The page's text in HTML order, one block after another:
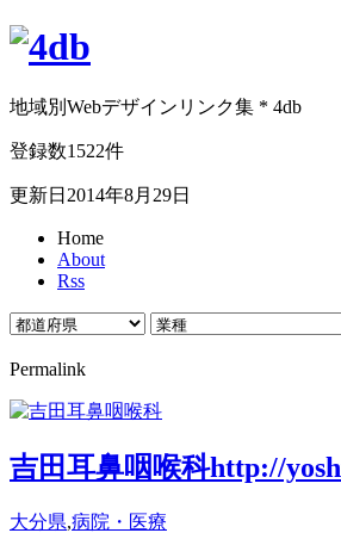
地域別Webデザインリンク集 * 4db
登録数1522件
更新日2014年8月29日
Home
About
Rss
Permalink
吉田耳鼻咽喉科http://
大分県,病院・医療